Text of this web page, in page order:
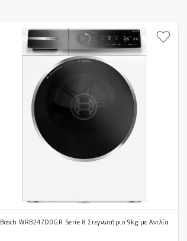
Bosch WRB247D0GR Serie 8 Στεγνωτήριο 9kg με Αντλία